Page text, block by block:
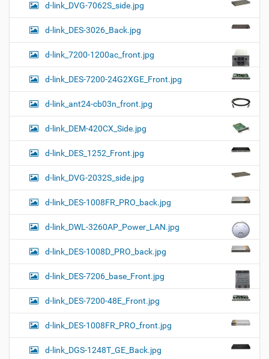
d-link_DVG-7062S_side.jpg
d-link_DES-3026_Back.jpg
d-link_7200-1200ac_front.jpg
d-link_DES-7200-24G2XGE_Front.jpg
d-link_ant24-cb03n_front.jpg
d-link_DEM-420CX_Side.jpg
d-link_DES_1252_Front.jpg
d-link_DVG-2032S_side.jpg
d-link_DES-1008FR_PRO_back.jpg
d-link_DWL-3260AP_Power_LAN.jpg
d-link_DES-1008D_PRO_back.jpg
d-link_DES-7206_base_Front.jpg
d-link_DES-7200-48E_Front.jpg
d-link_DES-1008FR_PRO_front.jpg
d-link_DGS-1248T_GE_Back.jpg